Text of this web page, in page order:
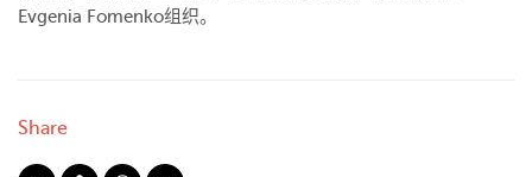
Evgenia Fomenko组织。
Share